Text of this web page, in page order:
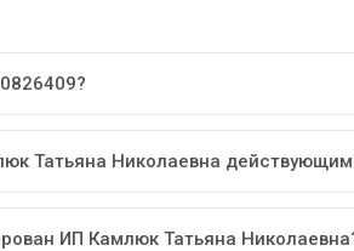
Татьяна Николаевна
ИП Камлюк Татьяна